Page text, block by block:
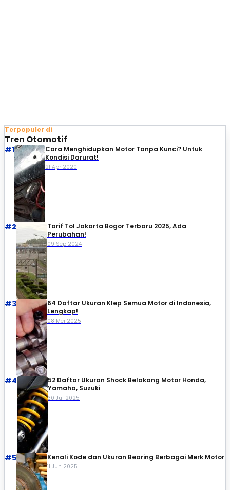
Terpopuler di
Tren Otomotif
#1
Cara Menghidupkan Motor Tanpa Kunci? Untuk
Kondisi Darurat!
21 Apr 2020
#2
Tarif Tol Jakarta Bogor Terbaru 2025, Ada
Perubahan!
09 Sep 2024
#3
64 Daftar Ukuran Klep Semua Motor di Indonesia,
Lengkap!
08 Mei 2025
#4
52 Daftar Ukuran Shock Belakang Motor Honda,
Yamaha, Suzuki​
30 Jul 2025
#5 Kenali Kode dan Ukuran Bearing Berbagai Merk Motor
11 Jun 2025